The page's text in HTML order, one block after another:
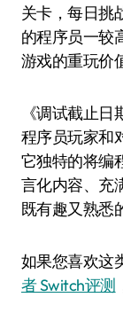
关卡，每日挑
的程序员一较
游戏的重玩价
《调试截止
程序员玩家和
它独特的将编
言化内容、充
既有趣又熟悉
如果您喜欢这
者 Switch评测